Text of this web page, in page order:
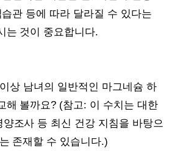
관 등에 따라 달라질 수 있다는
는 것이 중요합니다.
상 남녀의 일반적인 마그네슘 하
해 볼까요? (참고: 이 수치는 대한
양조사 등 최신 건강 지침을 바탕으
존재할 수 있습니다.)